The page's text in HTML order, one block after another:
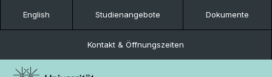
English Studienangebote Dokumente
Kontakt & Öffnungszeiten